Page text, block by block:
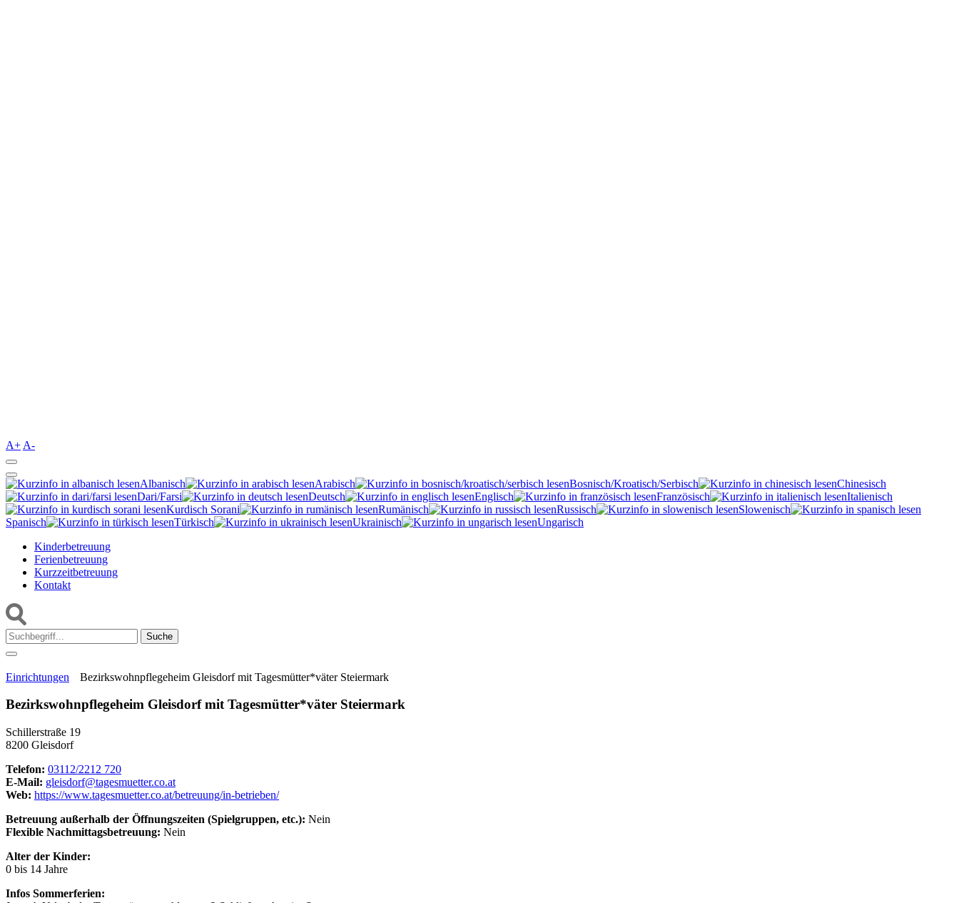
A+ A-
Albanisch Arabisch Bosnisch/Kroatisch/Serbisch
Chinesisch
Dari/Farsi
Deutsch Englisch Französisch
Italienisch
Kurdisch Sorani‎
Rumänisch Russisch
Slowenisch
Spanisch
Türkisch Ukrainisch
Ungarisch
Kinderbetreuung
Ferienbetreuung
Kurzzeitbetreuung
Kontakt
Suche:
Einrichtungen Bezirkswohnpflegeheim Gleisdorf mit Tagesmütter*väter Steiermark
Bezirkswohnpflegeheim Gleisdorf mit Tagesmütter*väter Steiermark
Schillerstraße 19
8200 Gleisdorf
Telefon: 03112/2212 720
E-Mail: gleisdorf@tagesmuetter.co.at
Web: https://www.tagesmuetter.co.at/betreuung/in-betrieben/
Betreuung außerhalb der Öffnungszeiten (Spielgruppen, etc.): Nein
Flexible Nachmittagsbetreuung: Nein
Alter der Kinder:
0 bis 14 Jahre
Infos Sommerferien: